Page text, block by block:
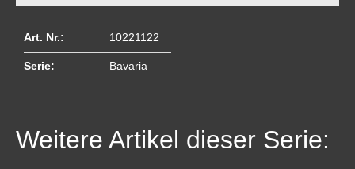
Art. Nr.: 10221122
Serie: Bavaria
Weitere Artikel dieser Serie: